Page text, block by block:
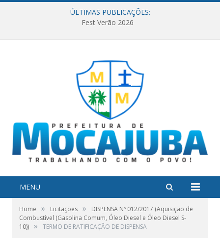
ÚLTIMAS PUBLICAÇÕES:
Fest Verão 2026
MENU
Home » Licitações »
DISPENSA Nº 012/2017 (Aquisição de
Combustível (Gasolina Comum, Óleo Diesel e Óleo Diesel S-
10)) » TERMO DE RATIFICAÇÃO DE DISPENSA